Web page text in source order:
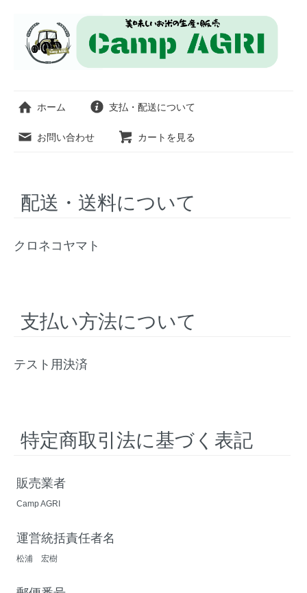
ホーム 支払・配送について
お問い合わせ カートを見る
配送・送料について
クロネコヤマト
支払い方法について
テスト用決済
特定商取引法に基づく表記
販売業者
Camp AGRI
運営統括責任者名
松浦 宏樹